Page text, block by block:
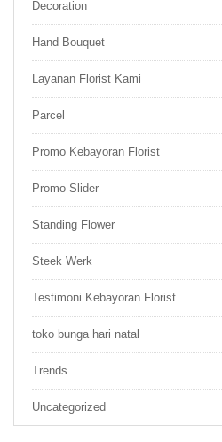
Decoration
Hand Bouquet
Layanan Florist Kami
Parcel
Promo Kebayoran Florist
Promo Slider
Standing Flower
Steek Werk
Testimoni Kebayoran Florist
toko bunga hari natal
Trends
Uncategorized